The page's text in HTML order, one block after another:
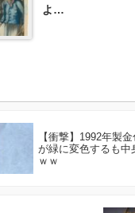
よ…
【衝撃】1992年製
が緑に変色するも中
ｗｗ